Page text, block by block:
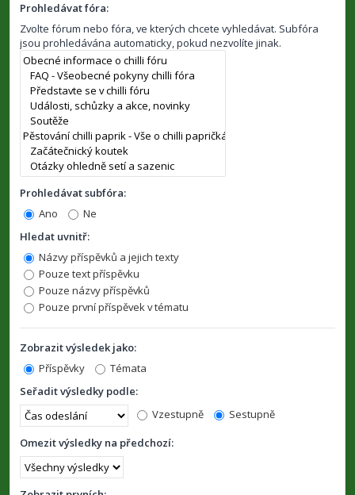
Prohledávat fóra:
Zvolte fórum nebo fóra, ve kterých chcete vyhledávat. Subfóra
jsou prohledávána automaticky, pokud nezvolíte jinak.
Prohledávat subfóra:
Ano
Ne
Hledat uvnitř:
Názvy příspěvků a jejich texty
Pouze text příspěvku
Pouze názvy příspěvků
Pouze první příspěvek v tématu
Zobrazit výsledek jako:
Příspěvky
Témata
Seřadit výsledky podle:
Vzestupně
Sestupně
Omezit výsledky na předchozí: